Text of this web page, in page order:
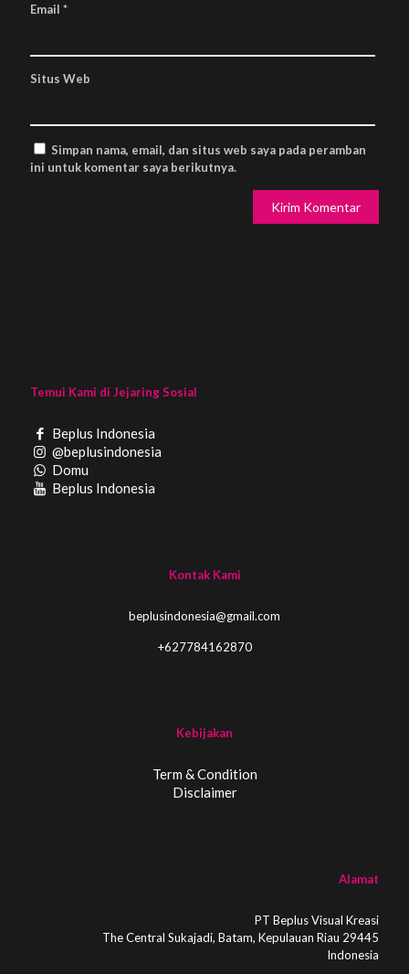
Email *
Situs Web
Simpan nama, email, dan situs web saya pada peramban
ini untuk komentar saya berikutnya.
Temui Kami di Jejaring Sosial
Beplus Indonesia
@beplusindonesia
Domu
Beplus Indonesia
Kontak Kami
beplusindonesia@gmail.com
+627784162870
Kebijakan
Term & Condition
Disclaimer
Alamat
PT Beplus Visual Kreasi
The Central Sukajadi, Batam, Kepulauan Riau 29445
Indonesia